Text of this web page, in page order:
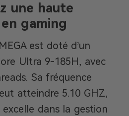
une haute
gaming
est doté d’un
Ultra 9-185H, avec
Sa fréquence
atteindre 5.10 GHZ,
excelle dans la gestion